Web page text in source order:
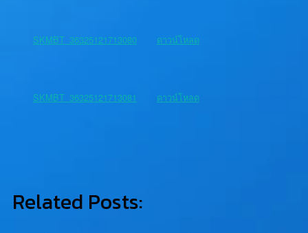
SKMBT_36325121713080 ดาวน์โหลด
SKMBT_36325121713081 ดาวน์โหลด
Related Posts: